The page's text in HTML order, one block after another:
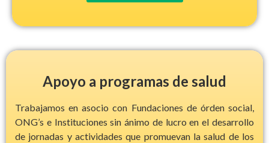
Apoyo a programas de salud
Trabajamos en asocio con Fundaciones de órden social,
ONG’s e Instituciones sin ánimo de lucro en el desarrollo
de jornadas y actividades que promuevan la salud de los